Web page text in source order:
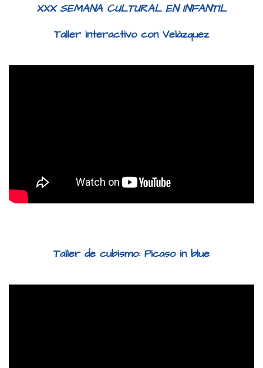
XXX SEMANA CULTURAL EN INFANTIL
Taller interactivo con Velázquez
Taller de cubismo: Picaso in blue